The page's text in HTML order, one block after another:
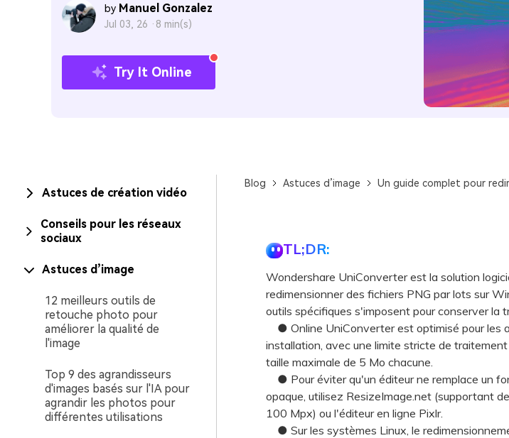
by Manuel Gonzalez
Jul 03, 26 · 8 min(s)
Try It Online
Astuces de création vidéo
Conseils pour les réseaux
sociaux
Astuces d’image
12 meilleurs outils de
retouche photo pour
améliorer la qualité de
l'image
Top 9 des agrandisseurs
d'images basés sur l'IA pour
agrandir les photos pour
différentes utilisations
Blog Astuces d’image Un guide complet pour
TL;DR:
Wondershare UniConverter est la solution
redimensionner des fichiers PNG par lots sur
outils spécifiques s'imposent pour conserver la
● Online UniConverter est optimisé pour les
installation, avec une limite stricte de
taille maximale de 5 Mo chacune.
● Pour éviter qu'un éditeur ne remplace un
opaque, utilisez ResizeImage.net (supportant
100 Mpx) ou l'éditeur en ligne Pixlr.
● Sur les systèmes Linux, le